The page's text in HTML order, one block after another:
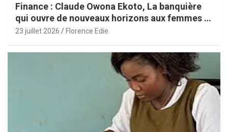
Finance : Claude Owona Ekoto, La banquière
qui ouvre de nouveaux horizons aux femmes et
aux PME africaines
23 juillet 2026 Florence Edie